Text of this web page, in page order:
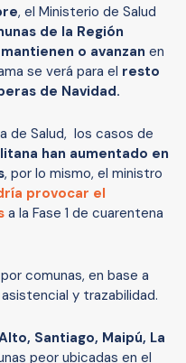
, el Ministerio de Salud
de la Región
o avanzan en
se verá para el resto
de Navidad.
de Salud, los casos de
han aumentado en
, por lo mismo, el ministro
provocar el
a la Fase 1 de cuarentena
comunas, en base a
y trazabilidad.
Santiago, Maipú, La
peor ubicadas en el